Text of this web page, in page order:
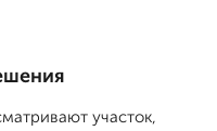
участок,